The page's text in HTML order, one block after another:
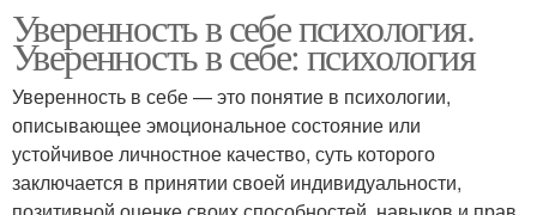
Уверенность в себе психология.
Уверенность в себе: психология
Уверенность в себе — это понятие в психологии,
описывающее эмоциональное состояние или
устойчивое личностное качество, суть которого
заключается в принятии своей индивидуальности,